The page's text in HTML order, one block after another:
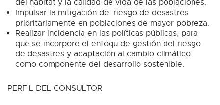
del hábitat y la calidad de vida de las poblaciones.
Impulsar la mitigación del riesgo de desastres
prioritariamente en poblaciones de mayor pobreza.
Realizar incidencia en las políticas públicas, para
que se incorpore el enfoqu de gestión del riesgo
de desastres y adaptación al cambio climático
como componente del desarrollo sostenible.
PERFIL DEL CONSULTOR